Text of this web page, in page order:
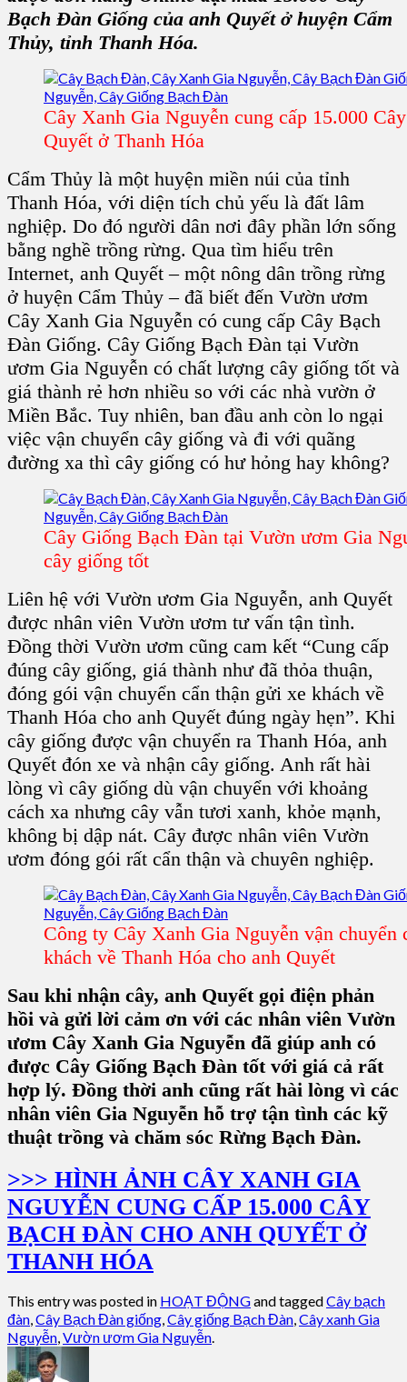
Bạch Đàn Giống của anh Quyết ở huyện Cẩm
Thủy, tỉnh Thanh Hóa.
Cây Xanh Gia Nguyễn cung cấp 15.000
Quyết ở Thanh Hóa
Cẩm Thủy là một huyện miền núi của tỉnh
Thanh Hóa, với diện tích chủ yếu là đất lâm
nghiệp. Do đó người dân nơi đây phần lớn sống
bằng nghề trồng rừng. Qua tìm hiểu trên
Internet, anh Quyết – một nông dân trồng rừng
ở huyện Cẩm Thủy – đã biết đến Vườn ươm
Cây Xanh Gia Nguyễn có cung cấp Cây Bạch
Đàn Giống. Cây Giống Bạch Đàn tại Vườn
ươm Gia Nguyễn có chất lượng cây giống tốt và
giá thành rẻ hơn nhiều so với các nhà vườn ở
Miền Bắc. Tuy nhiên, ban đầu anh còn lo ngại
việc vận chuyển cây giống và đi với quãng
đường xa thì cây giống có hư hỏng hay không?
Cây Giống Bạch Đàn tại Vườn ươm Gia
cây giống tốt
Liên hệ với Vườn ươm Gia Nguyễn, anh Quyết
được nhân viên Vườn ươm tư vấn tận tình.
Đồng thời Vườn ươm cũng cam kết “Cung cấp
đúng cây giống, giá thành như đã thỏa thuận,
đóng gói vận chuyển cẩn thận gửi xe khách về
Thanh Hóa cho anh Quyết đúng ngày hẹn”. Khi
cây giống được vận chuyển ra Thanh Hóa, anh
Quyết đón xe và nhận cây giống. Anh rất hài
lòng vì cây giống dù vận chuyển với khoảng
cách xa nhưng cây vẫn tươi xanh, khỏe mạnh,
không bị dập nát. Cây được nhân viên Vườn
ươm đóng gói rất cẩn thận và chuyên nghiệp.
Công ty Cây Xanh Gia Nguyễn vận chuyển
khách về Thanh Hóa cho anh Quyết
Sau khi nhận cây, anh Quyết gọi điện phản
hồi và gửi lời cảm ơn với các nhân viên Vườn
ươm Cây Xanh Gia Nguyễn đã giúp anh có
được Cây Giống Bạch Đàn tốt với giá cả rất
hợp lý. Đồng thời anh cũng rất hài lòng vì các
nhân viên Gia Nguyễn hỗ trợ tận tình các kỹ
thuật trồng và chăm sóc Rừng Bạch Đàn.
>>> HÌNH ẢNH CÂY XANH GIA
NGUYỄN CUNG CẤP 15.000 CÂY
BẠCH ĐÀN CHO ANH QUYẾT Ở
THANH HÓA
This entry was posted in HOẠT ĐỘNGand taggedCây bạch
đàn,Cây Bạch Đàn giống,Cây giống Bạch Đàn,Cây xanh Gia
Nguyễn,Vườn ươm Gia Nguyễn.